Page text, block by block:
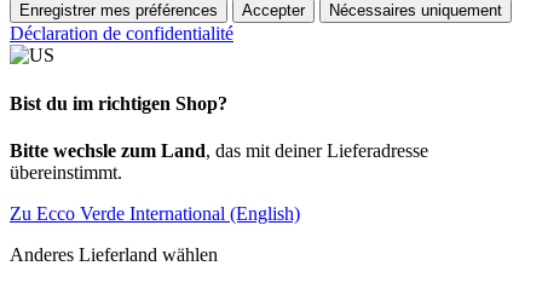
Enregistrer mes préférences Accepter Nécessaires uniquement
Déclaration de confidentialité
Bist du im richtigen Shop?
Bitte wechsle zum Land, das mit deiner Lieferadresse
übereinstimmt.
Zu Ecco Verde International (English)
Anderes Lieferland wählen